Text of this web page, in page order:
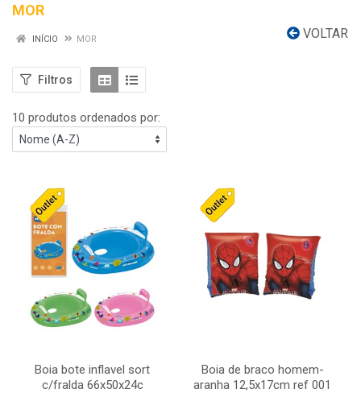
MOR
VOLTAR
INÍCIO MOR
Filtros
10 produtos ordenados por:
Boia bote inflavel sort
c/fralda 66x50x24c
Boia de braco homem-
aranha 12,5x17cm ref 001